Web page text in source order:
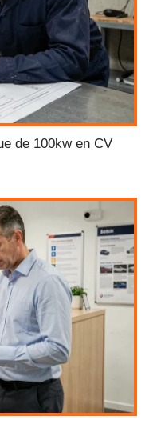
de 100kw en CV